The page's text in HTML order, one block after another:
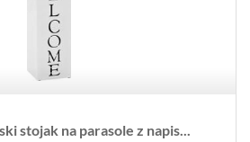
stojak na parasole z napis...